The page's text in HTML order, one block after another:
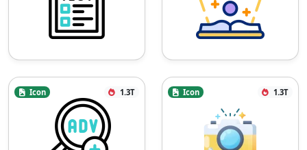
Icon 1.3T Icon 1.3T